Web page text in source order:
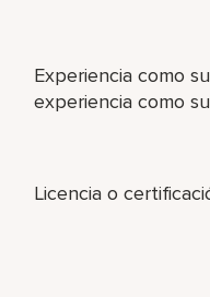
Experiencia como
experiencia como
Licencia o